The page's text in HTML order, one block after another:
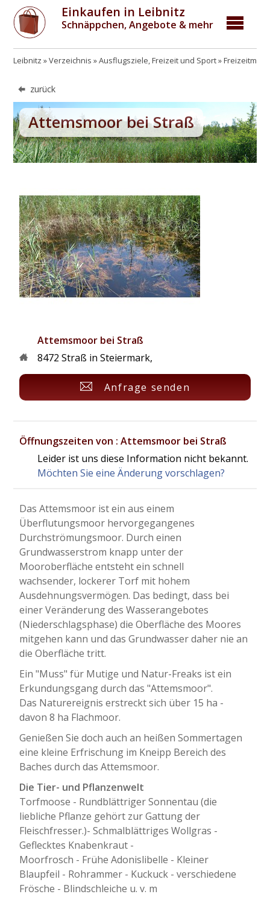
Einkaufen in Leibnitz
Schnäppchen, Angebote & mehr
Leibnitz Verzeichnis Ausflugsziele, Freizeit und Sport
zurück
Attemsmoor bei Straß
Attemsmoor bei Straß
8472 Straß in Steiermark,
Anfrage senden
Öffnungszeiten von : Attemsmoor bei Straß
Leider ist uns diese Information nicht bekannt.
Möchten Sie eine Änderung vorschlagen?
Das Attemsmoor ist ein aus einem
Überflutungsmoor hervorgegangenes
Durchströmungsmoor. Durch einen
Grundwasserstrom knapp unter der
Mooroberfläche entsteht ein schnell
wachsender, lockerer Torf mit hohem
Ausdehnungsvermögen. Das bedingt, dass bei
einer Veränderung des Wasserangebotes
(Niederschlagsphase) die Oberfläche des Moores
mitgehen kann und das Grundwasser daher nie an
die Oberfläche tritt.
Ein "Muss" für Mutige und Natur-Freaks ist ein
Erkundungsgang durch das "Attemsmoor".
Das Naturereignis erstreckt sich über 15 ha -
davon 8 ha Flachmoor.
Genießen Sie doch auch an heißen Sommertagen
eine kleine Erfrischung im Kneipp Bereich des
Baches durch das Attemsmoor.
Die Tier- und Pflanzenwelt
Torfmoose - Rundblättriger Sonnentau (die
liebliche Pflanze gehört zur Gattung der
Fleischfresser.)- Schmalblättriges Wollgras -
Geflecktes Knabenkraut -
Moorfrosch - Frühe Adonislibelle - Kleiner
Blaupfeil - Rohrammer - Kuckuck - verschiedene
Frösche - Blindschleiche u. v. m